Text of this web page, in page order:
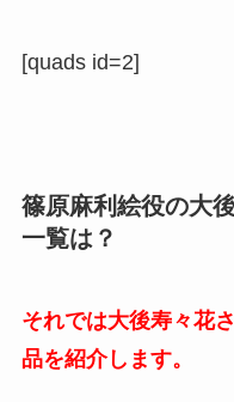
[quads id=2]
篠原麻利絵役の大
一覧は？
それでは大後寿々花
品を紹介します。